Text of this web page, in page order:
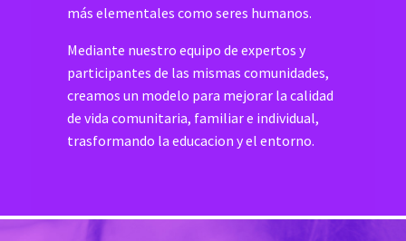
más elementales como seres humanos.
Mediante nuestro equipo de expertos y
participantes de las mismas comunidades,
creamos un modelo para mejorar la calidad
de vida comunitaria, familiar e individual,
trasformando la educacion y el entorno.